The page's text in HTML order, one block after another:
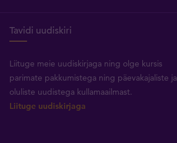
Tavidi uudiskiri
Liituge meie uudiskirjaga ning olge kursis
parimate pakkumistega ning päevakajaliste ja
oluliste uudistega kullamaailmast.
Liituge uudiskirjaga